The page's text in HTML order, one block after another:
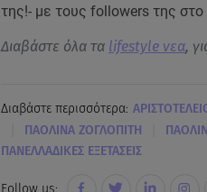
της!- με τους followers της
Διαβάστε όλα τα lifestyle νεα,
Διαβάστε περισσότερα:
ΠΑΟΛΙΝΑ ΖΟΓΛΟΠΙΤΗ
ΠΑΝΕΛΛΑΔΙΚΕΣ ΕΞΕΤΑΣΕΙΣ
Follow us: